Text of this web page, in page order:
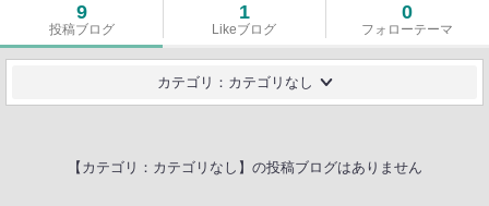
9
投稿ブログ
1
Likeブログ
0
フォローテーマ
カテゴリ：カテゴリなし
【カテゴリ：カテゴリなし】の投稿ブログはありません